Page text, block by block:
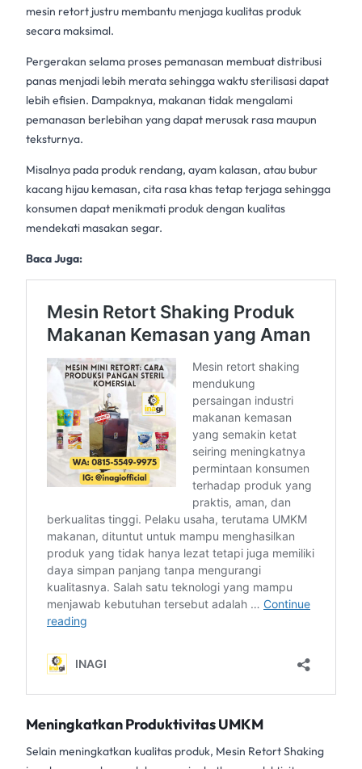
mesin retort justru membantu menjaga kualitas produk
secara maksimal.
Pergerakan selama proses pemanasan membuat distribusi
panas menjadi lebih merata sehingga waktu sterilisasi dapat
lebih efisien. Dampaknya, makanan tidak mengalami
pemanasan berlebihan yang dapat merusak rasa maupun
teksturnya.
Misalnya pada produk rendang, ayam kalasan, atau bubur
kacang hijau kemasan, cita rasa khas tetap terjaga sehingga
konsumen dapat menikmati produk dengan kualitas
mendekati masakan segar.
Baca Juga:
Meningkatkan Produktivitas UMKM
Selain meningkatkan kualitas produk, Mesin Retort Shaking